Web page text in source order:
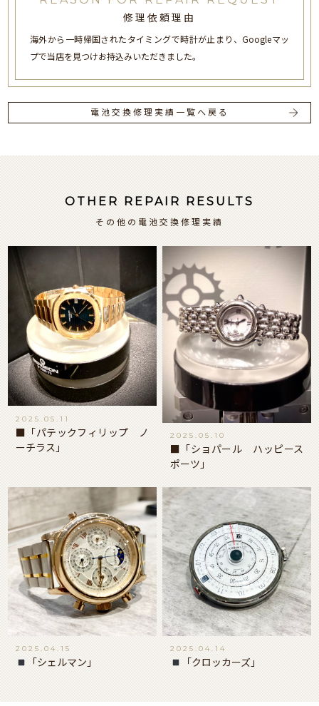
修理依頼理由
海外から一時帰国されたタイミングで時計が止まり、Googleマッ
プで当店を見つけお持込みいただきました。
電池交換修理実績一覧へ戻る
OTHER REPAIR RESULTS
その他の電池交換修理実績
2025.05.11
■「パテックフィリップ ノ
ーチラス」
2025.05.10
■「ショパール ハッピース
ポーツ」
2025.04.15
「シェルマン」
2025.04.14
「クロッカーズ」